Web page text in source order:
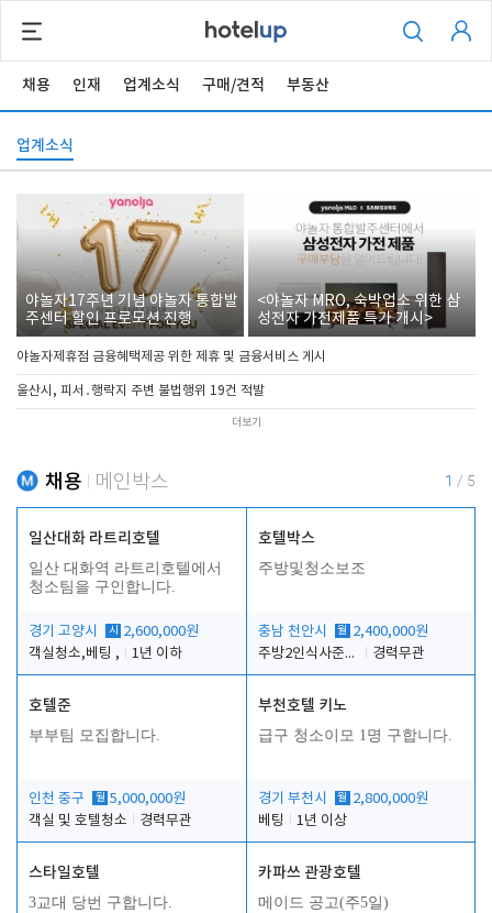
채용 인재 업계소식 구매/견적 부동산
업계소식
야놀자17주년 기념 야놀자 통합발
주센터 할인 프로모션 진행
<야놀자 MRO, 숙박업소 위한 삼
성전자 가전제품 특가 개시>
야놀자제휴점 금융혜택제공 위한 제휴 및 금융서비스 게시
울산시, 피서․행락지 주변 불법행위 19건 적발
더보기
채용 메인박스 1 / 5
일산대화 라트리호텔
일산 대화역 라트리호텔에서
청소팀을 구인합니다.
경기 고양시 시
2,600,000원
객실청소,베팅 ,
1년 이하
호텔박스
주방및청소보조
충남 천안시 월 2,400,000원
주방2인식사준비및청소린렌보조
경력무관
호텔준
부부팀 모집합니다.
인천 중구 월 5,000,000원
객실 및 호텔청소
경력무관
부천호텔 키노
급구 청소이모 1명 구합니다.
경기 부천시 월 2,800,000원
베팅
1년 이상
스타일호텔
3교대 당번 구합니다.
카파쓰 관광호텔
메이드 공고(주5일)